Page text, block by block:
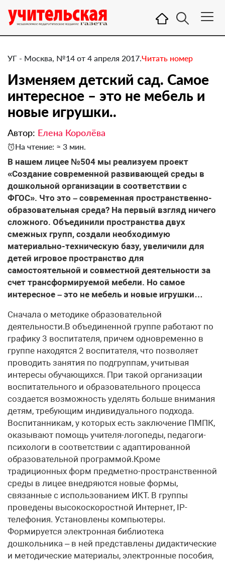
УГ - Москва, №14 от 4 апреля 2017.Читать номер
Изменяем детский сад. Самое
интересное – это не мебель и
новые игрушки..
Автор: Елена Королёва
На чтение: ≈ 3 мин.
​В нашем лицее №504 мы реализуем проект
«Создание современной развивающей среды в
дошкольной организации в соответствии с
ФГОС». Что это – современная пространственно-
образовательная среда? На первый взгляд ничего
сложного. Объединили пространства двух
смежных групп, создали необходимую
материально-техническую базу, увеличили для
детей игровое пространство для
самостоятельной и совместной деятельности за
счет трансформируемой мебели. Но самое
интересное – это не мебель и новые игрушки…
Сначала о методике образовательной
деятельности.В объединенной группе работают по
графику 3 воспитателя, причем одновременно в
группе находятся 2 воспитателя, что позволяет
проводить занятия по подгруппам, учитывая
интересы обучающихся. При такой организации
воспитательного и образовательного процесса
создается возможность уделять больше внимания
детям, требующим индивидуального подхода.
Воспитанникам, у которых есть заключение ПМПК,
оказывают помощь учителя-логопеды, педагоги-
психологи в соответствии с адаптированной
образовательной программой.Кроме
традиционных форм предметно-пространственной
среды в лицее внедряются новые формы,
связанные с использованием ИКТ. В группы
проведены высокоскоростной Интернет, IP-
телефония. Установлены компьютеры.
Формируется электронная библиотека
дошкольника – в ней представлены дидактические
и методические материалы, электронные пособия,